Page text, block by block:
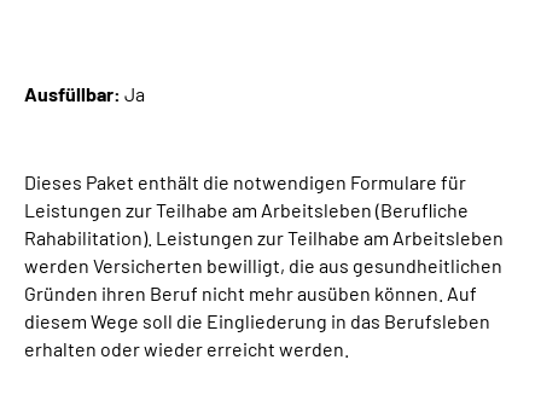
Suche
Language
Inhalte in Gebärdensprache (DGS)
Ausfüllbar: Ja
Dieses Paket enthält die notwendigen Formulare für
Leistungen zur Teilhabe am Arbeitsleben (Berufliche
Rahabilitation). Leistungen zur Teilhabe am Arbeitsleben
werden Versicherten bewilligt, die aus gesundheitlichen
Gründen ihren Beruf nicht mehr ausüben können. Auf
diesem Wege soll die Eingliederung in das Berufsleben
erhalten oder wieder erreicht werden.